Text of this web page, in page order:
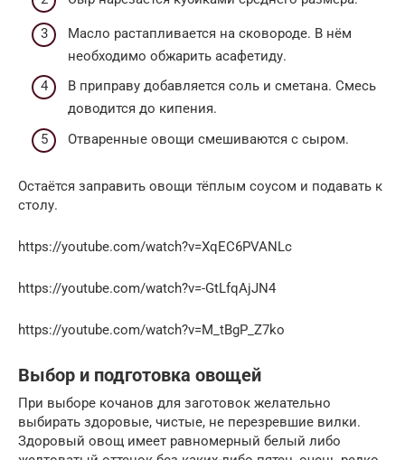
Масло растапливается на сковороде. В нём
необходимо обжарить асафетиду.
В приправу добавляется соль и сметана. Смесь
доводится до кипения.
Отваренные овощи смешиваются с сыром.
Остаётся заправить овощи тёплым соусом и подавать к
столу.
https://youtube.com/watch?v=XqEC6PVANLc
https://youtube.com/watch?v=-GtLfqAjJN4
https://youtube.com/watch?v=M_tBgP_Z7ko
Выбор и подготовка овощей
При выборе кочанов для заготовок желательно
выбирать здоровые, чистые, не перезревшие вилки.
Здоровый овощ имеет равномерный белый либо